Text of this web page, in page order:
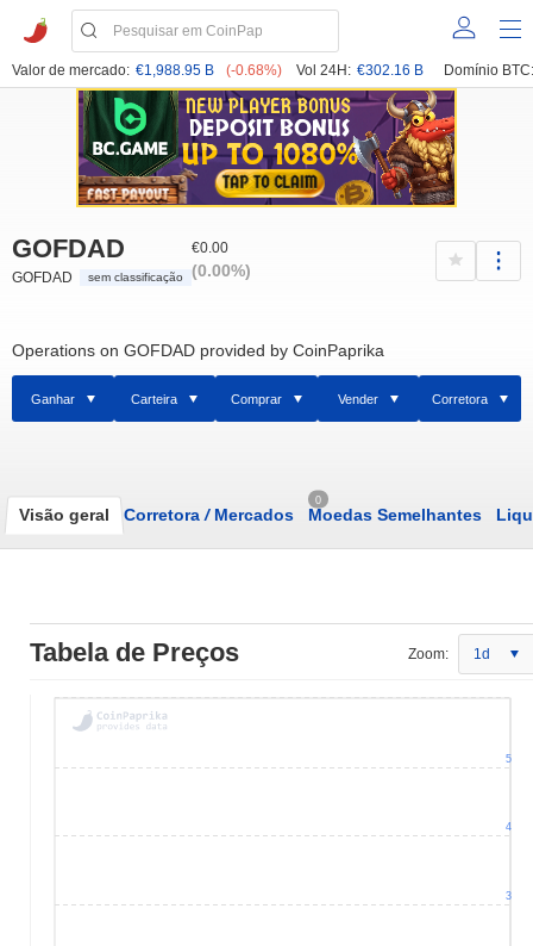
Valor de mercado: €1,988.95 B (-0.68%) Vol 24H: €302.16 B Domínio BTC:
GOFDAD
GOFDAD sem classificação
€0.00
(0.00%)
Operations on GOFDAD provided by CoinPaprika
Ganhar Carteira Comprar Vender Corretora
Visão geral Corretora /Mercados
0
Moedas Semelhantes
Tabela de Preços Zoom: 1d
3
4
5